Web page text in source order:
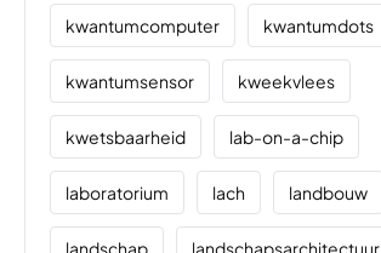
kwantumcomputer kwantumdots
kwantumsensor kweekvlees
kwetsbaarheid lab-on-a-chip
laboratorium lach landbouw
landschap landschapsarchitectuur